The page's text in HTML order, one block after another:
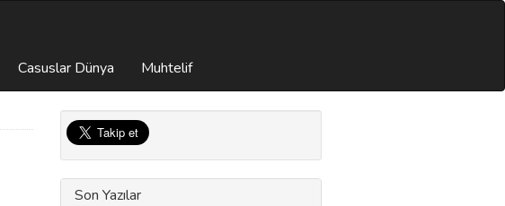
Casuslar Dünya Muhtelif
Son Yazılar